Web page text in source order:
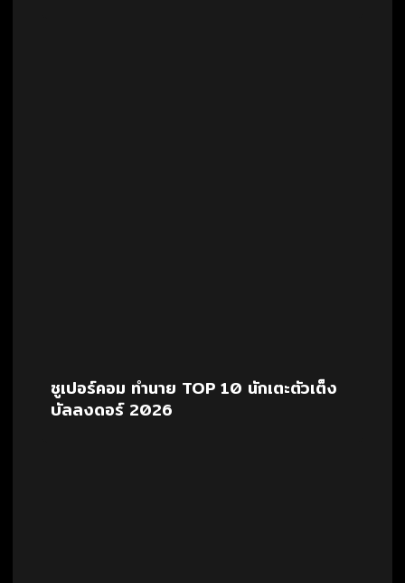
ซูเปอร์คอม ทำนาย TOP 10 นักเตะตัวเต็ง
บัลลงดอร์ 2026